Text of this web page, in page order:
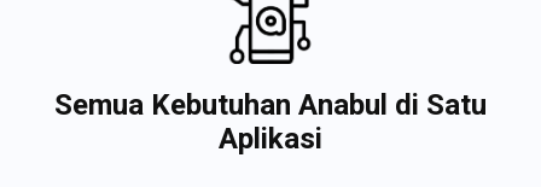
Semua Kebutuhan Anabul di Satu
Aplikasi